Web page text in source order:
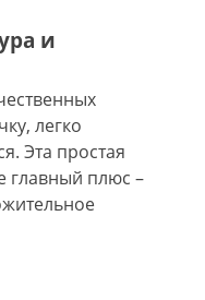
и
легко
Эта простая
главный плюс –